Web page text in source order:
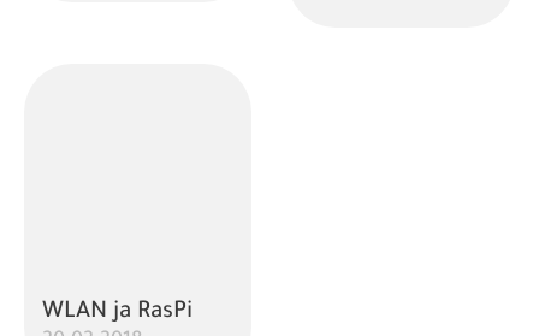
WLAN ja RasPi